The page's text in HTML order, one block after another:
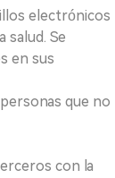
electrónicos
salud. Se
en sus
que no
con la